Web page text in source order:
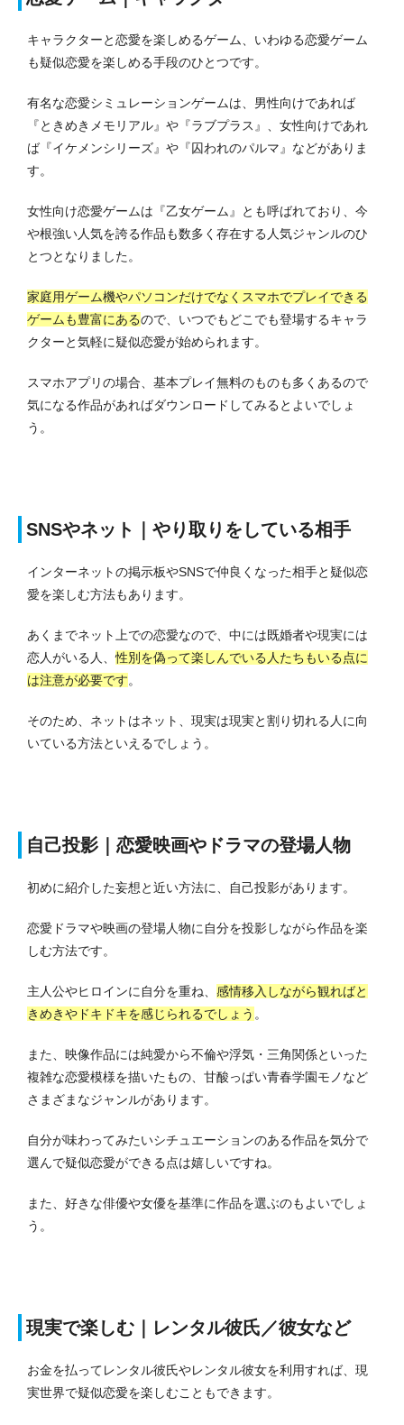
キャラクターと恋愛を楽しめるゲーム、いわゆる恋愛ゲーム
も疑似恋愛を楽しめる手段のひとつです。
有名な恋愛シミュレーションゲームは、男性向けであれば
『ときめきメモリアル』や『ラブプラス』、女性向けであれ
ば『イケメンシリーズ』や『囚われのパルマ』などがありま
す。
女性向け恋愛ゲームは『乙女ゲーム』とも呼ばれており、今
や根強い人気を誇る作品も数多く存在する人気ジャンルのひ
とつとなりました。
家庭用ゲーム機やパソコンだけでなくスマホでプレイできる
ゲームも豊富にあるので、いつでもどこでも登場するキャラ
クターと気軽に疑似恋愛が始められます。
スマホアプリの場合、基本プレイ無料のものも多くあるので
気になる作品があればダウンロードしてみるとよいでしょ
う。
SNSやネット｜やり取りをしている相手
インターネットの掲示板やSNSで仲良くなった相手と疑似恋
愛を楽しむ方法もあります。
あくまでネット上での恋愛なので、中には既婚者や現実には
恋人がいる人、性別を偽って楽しんでいる人たちもいる点に
は注意が必要です。
そのため、ネットはネット、現実は現実と割り切れる人に向
いている方法といえるでしょう。
自己投影｜恋愛映画やドラマの登場人物
初めに紹介した妄想と近い方法に、自己投影があります。
恋愛ドラマや映画の登場人物に自分を投影しながら作品を楽
しむ方法です。
主人公やヒロインに自分を重ね、 感情移入しながら観ればと
きめきやドキドキを感じられるでしょう 。
また、映像作品には純愛から不倫や浮気・三角関係といった
複雑な恋愛模様を描いたもの、甘酸っぱい青春学園モノなど
さまざまなジャンルがあります。
自分が味わってみたいシチュエーションのある作品を気分で
選んで疑似恋愛ができる点は嬉しいですね。
また、好きな俳優や女優を基準に作品を選ぶのもよいでしょ
う。
現実で楽しむ｜レンタル彼氏／彼女など
お金を払ってレンタル彼氏やレンタル彼女を利用すれば、現
実世界で疑似恋愛を楽しむこともできます。